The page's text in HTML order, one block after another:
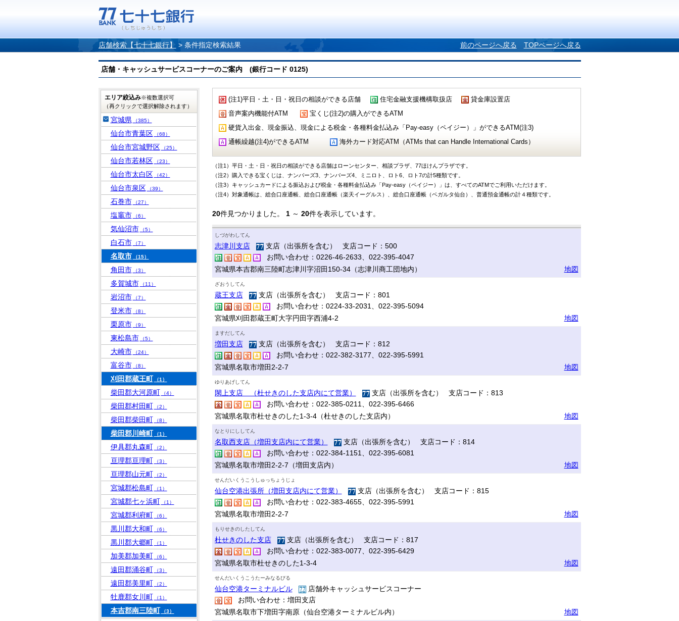
店舗検索【七十七銀行】 > 条件指定検索結果 前のページへ戻る TOPページへ戻る
店舗・キャッシュサービスコーナーのご案内 (銀行コード 0125)
(注1)平日・土・日・祝日の相談ができる店舗 住宅金融支援機構取扱店
貸金庫設置店
音声案内機能付ATM
宝くじ(注2)の購入ができるATM
硬貨入出金、現金振込、現金による税金・各種料金払込み「Pay-easy（ペイジー）」ができるATM(注3)
通帳繰越(注4)ができるATM
海外カード対応ATM（ATMs that can Handle International Cards）
（注1）平日・土・日・祝日の相談ができる店舗はローンセンター、相談プラザ、77ほけんプラザです。
（注2）購入できる宝くじは、ナンバーズ3、ナンバーズ4、ミニロト、ロト6、ロト7の計5種類です。
（注3）キャッシュカードによる振込および税金・各種料金払込み「Pay-easy（ペイジー）」は、すべてのATMでご利用いただけます。
（注4）対象通帳は、総合口座通帳、総合口座通帳（楽天イーグルス）、総合口座通帳（ベガルタ仙台）、普通預金通帳の計４種類です。
20件見つかりました。 1～ 20件を表示しています。
しづがわしてん
志津川支店
支店（出張所を含む） 支店コード：500
お問い合わせ：0226-46-2633、022-395-4047
宮城県本吉郡南三陸町志津川字沼田150-34（志津川商工団地内）
地図
ざおうしてん
蔵王支店
支店（出張所を含む） 支店コード：801
お問い合わせ：0224-33-2031、022-395-5094
宮城県刈田郡蔵王町大字円田字西浦4-2
地図
ますだしてん
増田支店
支店（出張所を含む） 支店コード：812
お問い合わせ：022-382-3177、022-395-5991
宮城県名取市増田2-2-7
地図
ゆりあげしてん
閖上支店 （杜せきのした支店内にて営業）
支店（出張所を含む） 支店コード：813
お問い合わせ：022-385-0211、022-395-6466
宮城県名取市杜せきのした1-3-4（杜せきのした支店内）
地図
なとりにししてん
名取西支店（増田支店内にて営業）
支店（出張所を含む） 支店コード：814
お問い合わせ：022-384-1151、022-395-6081
宮城県名取市増田2-2-7（増田支店内）
地図
せんだいくうこうしゅっちょうじょ
仙台空港出張所（増田支店内にて営業）
支店（出張所を含む） 支店コード：815
お問い合わせ：022-383-4655、022-395-5991
宮城県名取市増田2-2-7
地図
もりせきのしたしてん
杜せきのした支店
支店（出張所を含む） 支店コード：817
お問い合わせ：022-383-0077、022-395-6429
宮城県名取市杜せきのした1-3-4
地図
せんだいくうこうたーみなるびる
仙台空港ターミナルビル
店舗外キャッシュサービスコーナー
お問い合わせ：増田支店
宮城県名取市下増田字南原（仙台空港ターミナルビル内）
地図
エリア絞込み※複数選択可
（再クリックで選択解除されます）
宮城県 （385）
仙台市青葉区 （68）
仙台市宮城野区 （25）
仙台市若林区 （23）
仙台市太白区 （42）
仙台市泉区 （39）
石巻市 （27）
塩竈市 （6）
気仙沼市 （5）
白石市 （7）
名取市 （15）
角田市 （3）
多賀城市 （11）
岩沼市 （7）
登米市 （8）
栗原市 （9）
東松島市 （5）
大崎市 （24）
富谷市 （8）
刈田郡蔵王町 （1）
柴田郡大河原町 （4）
柴田郡村田町 （2）
柴田郡柴田町 （8）
柴田郡川崎町 （1）
伊具郡丸森町 （2）
亘理郡亘理町 （3）
亘理郡山元町 （2）
宮城郡松島町 （1）
宮城郡七ヶ浜町 （1）
宮城郡利府町 （6）
黒川郡大和町 （6）
黒川郡大郷町 （1）
加美郡加美町 （6）
遠田郡涌谷町 （3）
遠田郡美里町 （2）
牡鹿郡女川町 （1）
本吉郡南三陸町 （3）